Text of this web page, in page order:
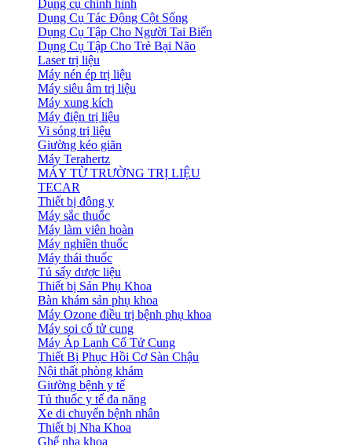
Dụng cụ chỉnh hình
Dụng Cụ Tác Động Cột Sống
Dụng Cụ Tập Cho Người Tai Biến
Dụng Cụ Tập Cho Trẻ Bại Não
Laser trị liệu
Máy nén ép trị liệu
Máy siêu âm trị liệu
Máy xung kích
Máy điện trị liệu
Vi sóng trị liệu
Giường kéo giãn
Máy Terahertz
MÁY TỪ TRƯỜNG TRỊ LIỆU
TECAR
Thiết bị đông y
Máy sắc thuốc
Máy làm viên hoàn
Máy nghiền thuốc
Máy thái thuốc
Tủ sấy dược liệu
Thiết bị Sản Phụ Khoa
Bàn khám sản phụ khoa
Máy Ozone điều trị bệnh phụ khoa
Máy soi cổ tử cung
Máy Áp Lạnh Cổ Tử Cung
Thiết Bị Phục Hồi Cơ Sàn Chậu
Nội thất phòng khám
Giường bệnh y tế
Tủ thuốc y tế đa năng
Xe di chuyển bệnh nhân
Thiết bị Nha Khoa
Ghế nha khoa